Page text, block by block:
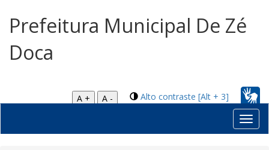
Prefeitura Municipal De Zé
Doca
Alto contraste [Alt + 3]
A +
A -